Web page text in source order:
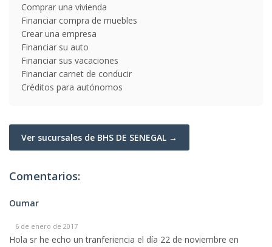
Comprar una vivienda
Financiar compra de muebles
Crear una empresa
Financiar su auto
Financiar sus vacaciones
Financiar carnet de conducir
Créditos para autónomos
Ver sucursales de BHS DE SENEGAL →
Comentarios:
Oumar
6 de enero de 2017
Hola sr he echo un tranferiencia el día 22 de noviembre en